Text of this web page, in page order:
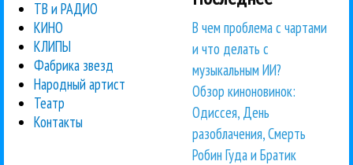
ТВ и РАДИО
КИНО
КЛИПЫ
Фабрика звезд
Народный артист
Театр
Контакты
В чем проблема с чартами
и что делать с
музыкальным ИИ?
Обзор киноновинок:
Одиссея, День
разоблачения, Смерть
Робин Гуда и Братик